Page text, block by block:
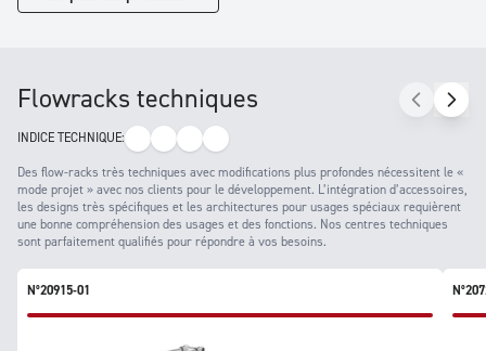
Flowracks techniques
INDICE TECHNIQUE:
Des flow-racks très techniques avec modifications plus profondes nécessitent le «
mode projet » avec nos clients pour le développement. L’intégration d’accessoires,
les designs très spécifiques et les architectures pour usages spéciaux requièrent
une bonne compréhension des usages et des fonctions. Nos centres techniques
sont parfaitement qualifiés pour répondre à vos besoins.
N°20915-01